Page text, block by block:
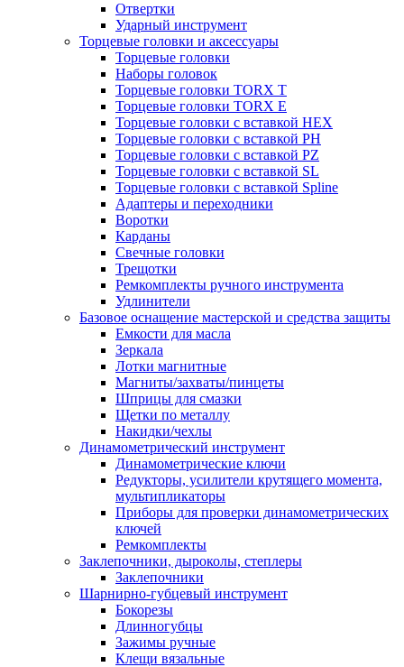
Отвертки
Ударный инструмент
Торцевые головки и аксессуары
Торцевые головки
Наборы головок
Торцевые головки TORX T
Торцевые головки TORX Е
Торцевые головки с вставкой HEX
Торцевые головки с вставкой PH
Торцевые головки с вставкой PZ
Торцевые головки с вставкой SL
Торцевые головки с вставкой Spline
Адаптеры и переходники
Воротки
Карданы
Свечные головки
Трещотки
Ремкомплекты ручного инструмента
Удлинители
Базовое оснащение мастерской и средства защиты
Емкости для масла
Зеркала
Лотки магнитные
Магниты/захваты/пинцеты
Шприцы для смазки
Щетки по металлу
Накидки/чехлы
Динамометрический инструмент
Динамометрические ключи
Редукторы, усилители крутящего момента,
мультипликаторы
Приборы для проверки динамометрических
ключей
Ремкомплекты
Заклепочники, дыроколы, степлеры
Заклепочники
Шарнирно-губцевый инструмент
Бокорезы
Длинногубцы
Зажимы ручные
Клещи вязальные